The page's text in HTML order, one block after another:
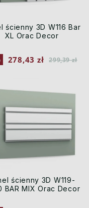
ścienny 3D W116 Bar
XL Orac Decor
278,43 zł 299,39 zł
ścienny 3D W119-
BAR MIX Orac Decor